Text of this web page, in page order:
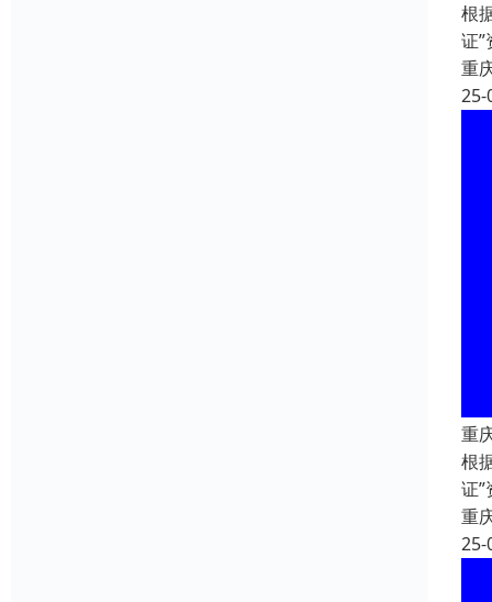
根
证
重
25-
重
根
证
重
25-